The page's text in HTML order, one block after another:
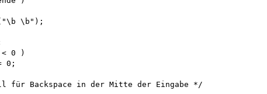
\b");
< 0 )
0;
für Backspace in der Mitte der Eingabe */